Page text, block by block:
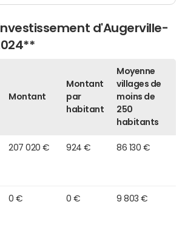
d'Augerville-
Montant
Montant
par
habitant
Moyenne
villages de
moins de
250
habitants
207 020 € 924 € 86 130 €
0 € 0 € 9 803 €